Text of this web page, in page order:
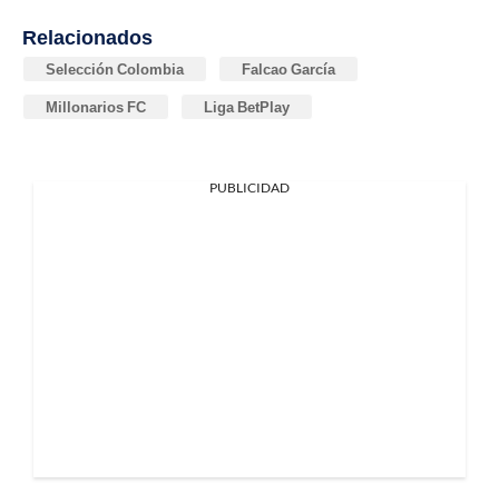
Relacionados
Selección Colombia Falcao García
Millonarios FC Liga BetPlay
PUBLICIDAD